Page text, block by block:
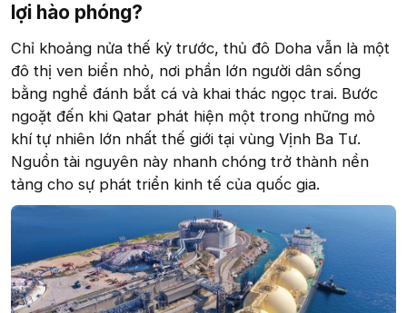
lợi hào phóng?
Chỉ khoảng nửa thế kỷ trước, thủ đô Doha vẫn là một
đô thị ven biển nhỏ, nơi phần lớn người dân sống
bằng nghề đánh bắt cá và khai thác ngọc trai. Bước
ngoặt đến khi Qatar phát hiện một trong những mỏ
khí tự nhiên lớn nhất thế giới tại vùng Vịnh Ba Tư.
Nguồn tài nguyên này nhanh chóng trở thành nền
tảng cho sự phát triển kinh tế của quốc gia.